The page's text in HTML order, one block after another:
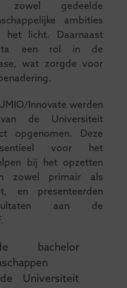
zowel gedeelde
ambities
het licht. Daarnaast
een rol in de
wat zorgde voor
Innovate werden
de Universiteit
opgenomen. Deze
voor het
bij het opzetten
zowel primair als
en presenteerden
aan de
bachelor
Universiteit